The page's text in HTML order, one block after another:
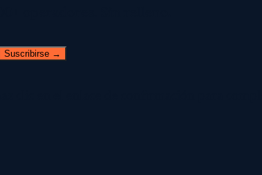
Suscribirse →